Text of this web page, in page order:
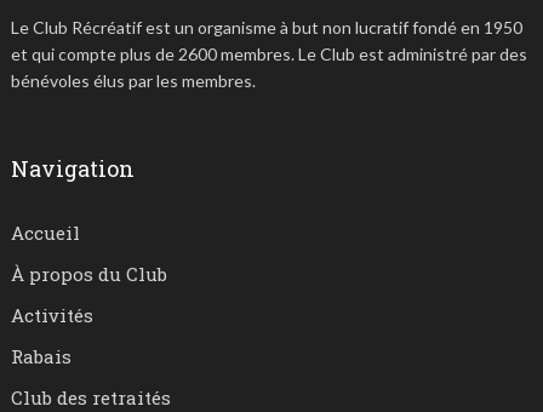
Le Club Récréatif est un organisme à but non lucratif fondé en 1950
et qui compte plus de 2600 membres. Le Club est administré par des
bénévoles élus par les membres.
Navigation
Accueil
À propos du Club
Activités
Rabais
Club des retraités